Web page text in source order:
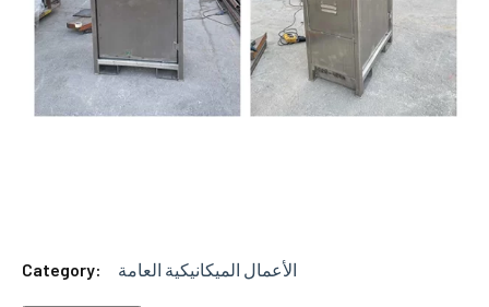
Category: الأعمال الميكانيكية العامة